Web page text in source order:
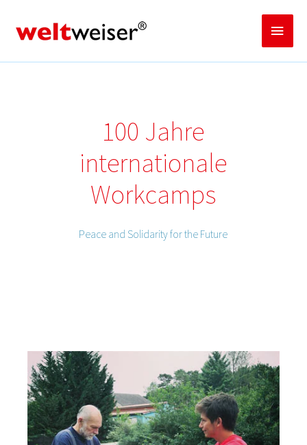
springen
100 Jahre
internationale
Workcamps
Peace and Solidarity for the Future